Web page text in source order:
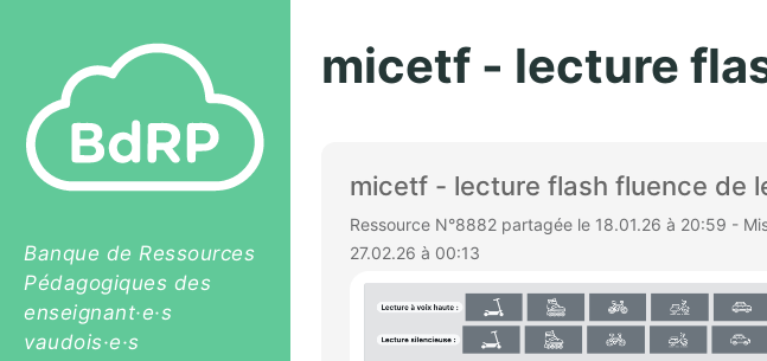
micetf - lecture
micetf - lecture flash fluence de
Ressource N°8882 partagée le 18.01.26 à 20:59 -
27.02.26 à 00:13
Banque de Ressources
Pédagogiques des
enseignant·e·s
vaudois·e·s